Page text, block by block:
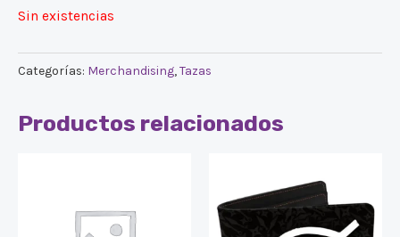
Sin existencias
Categorías: Merchandising,Tazas
Productos relacionados